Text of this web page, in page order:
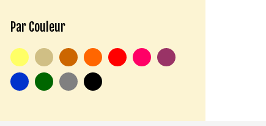
Par Couleur